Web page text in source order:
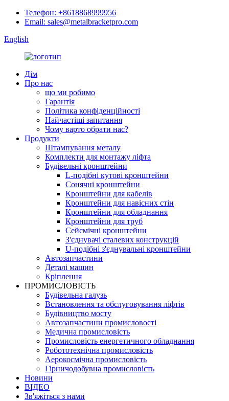
Телефон: +8618868999956
Email: sales@metalbracketpro.com
English
Дім
Про нас
що ми робимо
Гарантія
Політика конфіденційності
Найчастіші запитання
Чому варто обрати нас?
Продукти
Штампування металу
Комплекти для монтажу ліфта
Будівельні кронштейни
L-подібні кутові кронштейни
Сонячні кронштейни
Кронштейни для кабелів
Кронштейни для навісних стін
Кронштейни для обладнання
Кронштейни для труб
Сейсмічні кронштейни
З'єднувачі сталевих конструкцій
U-подібні з'єднувальні кронштейни
Автозапчастини
Деталі машин
Кріплення
ПРОМИСЛОВІСТЬ
Будівельна галузь
Встановлення та обслуговування ліфтів
Будівництво мосту
Автозапчастини промисловості
Медична промисловість
Промисловість енергетичного обладнання
Робототехнічна промисловість
Аерокосмічна промисловість
Гірничодобувна промисловість
Новини
ВІДЕО
Зв'яжіться з нами